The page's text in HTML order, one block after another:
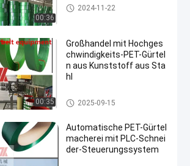
00:36
Maschine zur Herstellung von
PET-Bändern
2024-11-22
00:35
Großhandel mit Hochges
chwindigkeits-PET-Gürtel
n aus Kunststoff aus Sta
hl
Maschine zur Herstellung von
PET-Bändern
2025-09-15
Automatische PET-Gürtel
macherei mit PLC-Schnei
der-Steuerungssystem